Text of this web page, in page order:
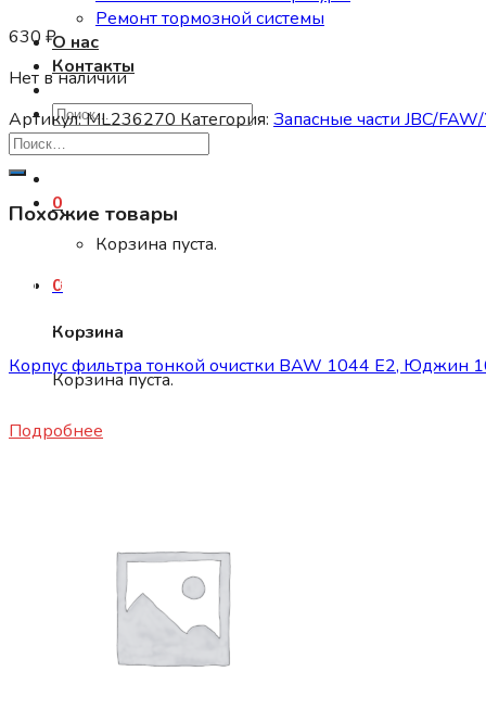
Ремонт тормозной системы
О нас
Контакты
Искать:
0
Корзина пуста.
0
Корзина
Корзина пуста.
630 ₽
Нет в наличии
Артикул:ML236270Категория: Запасные части JBC/
Похожие товары
Нет в наличии
Запасные части JBC/FAW/Yuejin и пр.
Корпус фильтра тонкой очистки BAW 1044 E2, Юджин
Подробнее